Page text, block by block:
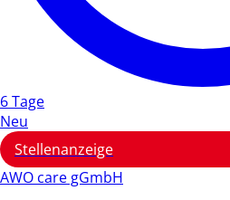
6 Tage
Neu
Stellenanzeige
AWO care gGmbH